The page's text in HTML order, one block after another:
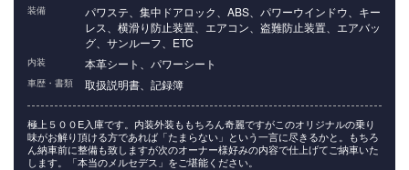
装備
パワステ、集中ドアロック、ABS、パワーウインドウ、キー
レス、横滑り防止装置、エアコン、盗難防止装置、エアバッ
グ、サンルーフ、ETC
内装 本革シート、パワーシート
車歴・書類 取扱説明書、記録簿
極上５００E入庫です。内装外装ももちろん奇麗ですがこのオリジナルの乗り
味がお解り頂ける方であれば「たまらない」という一言に尽きるかと。もちろ
ん納車前に整備も致しますが次のオーナー様好みの内容で仕上げてご納車いた
します。「本当のメルセデス」をご堪能ください。